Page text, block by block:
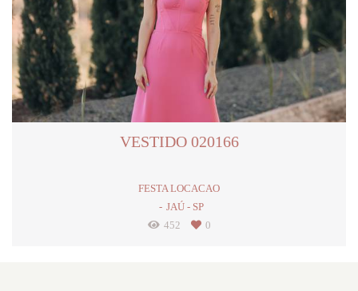
VESTIDO 020166
FESTA LOCACAO
JAÚ - SP
452
0